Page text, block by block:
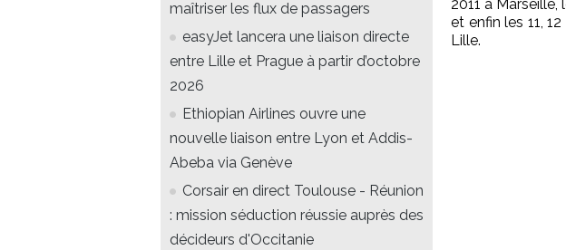
maîtriser les flux de passagers
easyJet lancera une liaison directe
entre Lille et Prague à partir d’octobre
2026
Ethiopian Airlines ouvre une
nouvelle liaison entre Lyon et Addis-
Abeba via Genève
Corsair en direct Toulouse - Réunion
: mission séduction réussie auprès des
décideurs d'Occitanie
2011 à Marseille,
et enfin les 11,
Lille.